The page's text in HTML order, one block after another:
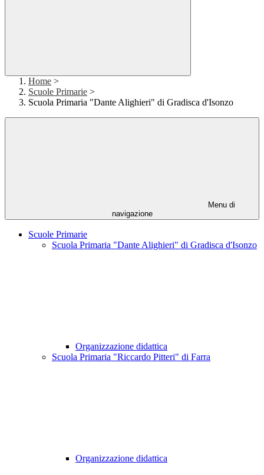
Home >
Scuole Primarie >
Scuola Primaria "Dante Alighieri" di Gradisca d'Isonzo
Menu di
navigazione
Scuole Primarie
Scuola Primaria "Dante Alighieri" di Gradisca d'Isonzo
Organizzazione didattica
Scuola Primaria "Riccardo Pitteri" di Farra
Organizzazione didattica